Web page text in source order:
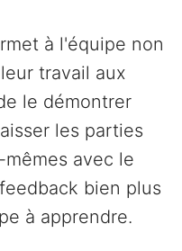
à l'équipe non
travail aux
le démontrer
les parties
avec le
bien plus
à apprendre.